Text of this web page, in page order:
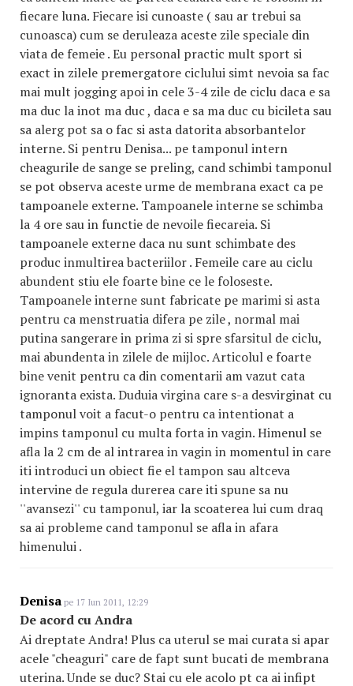
fiecare luna. Fiecare isi cunoaste ( sau ar trebui sa
cunoasca) cum se deruleaza aceste zile speciale din
viata de femeie . Eu personal practic mult sport si
exact in zilele premergatore ciclului simt nevoia sa fac
mai mult jogging apoi in cele 3-4 zile de ciclu daca e sa
ma duc la inot ma duc , daca e sa ma duc cu bicileta sau
sa alerg pot sa o fac si asta datorita absorbantelor
interne. Si pentru Denisa... pe tamponul intern
cheagurile de sange se preling, cand schimbi tamponul
se pot observa aceste urme de membrana exact ca pe
tampoanele externe. Tampoanele interne se schimba
la 4 ore sau in functie de nevoile fiecareia. Si
tampoanele externe daca nu sunt schimbate des
produc inmultirea bacteriilor . Femeile care au ciclu
abundent stiu ele foarte bine ce le foloseste.
Tampoanele interne sunt fabricate pe marimi si asta
pentru ca menstruatia difera pe zile , normal mai
putina sangerare in prima zi si spre sfarsitul de ciclu,
mai abundenta in zilele de mijloc. Articolul e foarte
bine venit pentru ca din comentarii am vazut cata
ignoranta exista. Duduia virgina care s-a desvirginat cu
tamponul voit a facut-o pentru ca intentionat a
impins tamponul cu multa forta in vagin. Himenul se
afla la 2 cm de al intrarea in vagin in momentul in care
iti introduci un obiect fie el tampon sau altceva
intervine de regula durerea care iti spune sa nu
''avansezi'' cu tamponul, iar la scoaterea lui cum draq
sa ai probleme cand tamponul se afla in afara
himenului .
Denisa pe 17 Iun 2011, 12:29
De acord cu Andra
Ai dreptate Andra! Plus ca uterul se mai curata si apar
acele "cheaguri" care de fapt sunt bucati de membrana
uterina. Unde se duc? Stai cu ele acolo pt ca ai infipt